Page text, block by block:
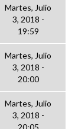
Martes, Julio
3, 2018 -
19:59
Martes, Julio
3, 2018 -
20:00
Martes, Julio
3, 2018 -
20:05